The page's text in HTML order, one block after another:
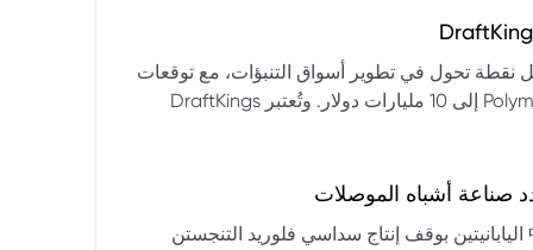
التوظيف، تضع المستثمرين في حالة صراع بين
القطاعات وتبادل الأنماط، مع تباعد آراء المستثمرين حول
من بيرنشتاين إلى أن كأس العالم 2026 قد تمثل نقطة تحول في تطوير أسواق التنبؤات، مع توقعات
بأن تصل حجم الرهانات الأمريكية في أسواق مثل Kalshi و Polymarket إلى 10 مليارات دولار. وتُعتبر DraftKings
باللغة الإسبانية، بالإضافة إلى توسعها في
صناعة أشباه الموصلات
يستعرض هذا التحليل تداعيات قرار شركتي關東電化 و中央硝子 اليابانيتين بوقف إنتاج سداسي فلوريد التنجستن